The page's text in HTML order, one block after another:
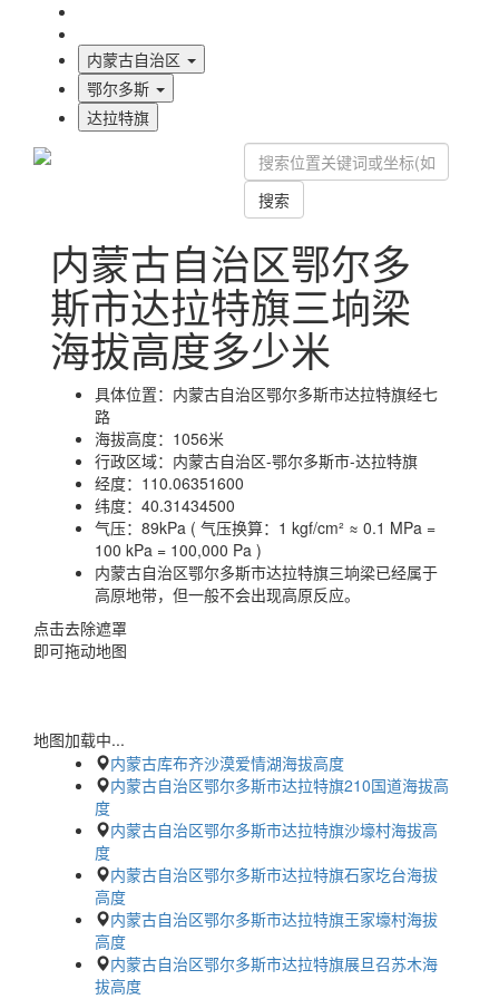
内蒙古自治区
鄂尔多斯
达拉特旗
搜索
内蒙古自治区鄂尔多
斯市达拉特旗三垧梁
海拔高度多少米
具体位置： 内蒙古自治区鄂尔多斯市达拉特旗经七
路
海拔高度： 1056米
行政区域： 内蒙古自治区-鄂尔多斯市-达拉特旗
经度： 110.06351600
纬度： 40.31434500
气压： 89kPa ( 气压换算：1 kgf/cm² ≈ 0.1 MPa =
100 kPa = 100,000 Pa )
内蒙古自治区鄂尔多斯市达拉特旗三垧梁已经属于
高原地带，但一般不会出现高原反应。
点击去除遮罩
即可拖动地图
地图加载中...
内蒙古库布齐沙漠爱情湖海拔高度
内蒙古自治区鄂尔多斯市达拉特旗210国道海拔高
度
内蒙古自治区鄂尔多斯市达拉特旗沙壕村海拔高
度
内蒙古自治区鄂尔多斯市达拉特旗石家圪台海拔
高度
内蒙古自治区鄂尔多斯市达拉特旗王家壕村海拔
高度
内蒙古自治区鄂尔多斯市达拉特旗展旦召苏木海
拔高度